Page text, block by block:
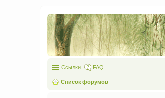
Ссылки FAQ
Список форумов